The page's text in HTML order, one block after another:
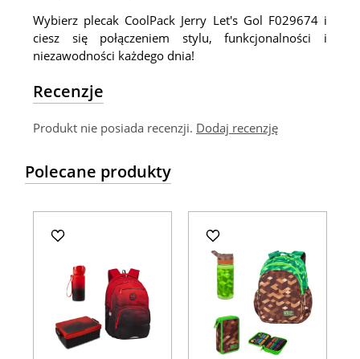
Wybierz plecak CoolPack Jerry Let's Gol F029674 i
ciesz się połączeniem stylu, funkcjonalności i
niezawodności każdego dnia!
Recenzje
Produkt nie posiada recenzji. Dodaj recenzję
Polecane produkty